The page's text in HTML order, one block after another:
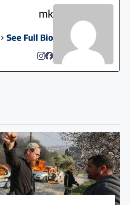
mk
See Full Bio